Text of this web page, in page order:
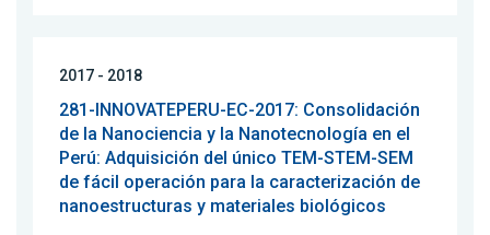
2017 - 2018
281-INNOVATEPERU-EC-2017: Consolidación
de la Nanociencia y la Nanotecnología en el
Perú: Adquisición del único TEM-STEM-SEM
de fácil operación para la caracterización de
nanoestructuras y materiales biológicos